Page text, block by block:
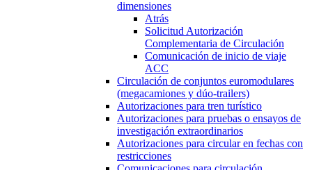
dimensiones
Atrás
Solicitud Autorización
Complementaria de Circulación
Comunicación de inicio de viaje
ACC
Circulación de conjuntos euromodulares
(megacamiones y dúo-trailers)
Autorizaciones para tren turístico
Autorizaciones para pruebas o ensayos de
investigación extraordinarios
Autorizaciones para circular en fechas con
restricciones